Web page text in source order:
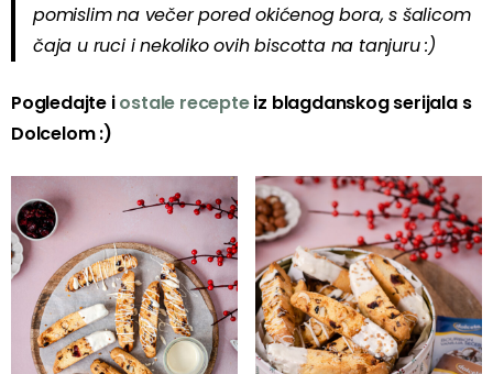
pomislim na večer pored okićenog bora, s šalicom
čaja u ruci i nekoliko ovih biscotta na tanjuru :)
Pogledajte iostale recepteiz blagdanskog serijala s
Dolcelom :)